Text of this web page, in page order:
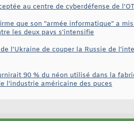
au centre de cyberdéfense de
que son "armée informatique" a
les deux pays s'intensifie
l'Ukraine de couper la Russie de
90 % du néon utilisé dans la
l'industrie américaine des puces